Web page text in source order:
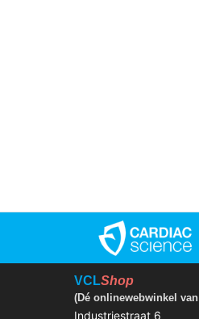
VCLShop
(Dé onlinewebwinkel van
Industriestraat 6